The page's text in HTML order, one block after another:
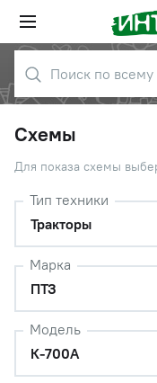
Схемы
Для показа схемы
Тип техники
Тракторы
Марка
ПТЗ
Модель
К-700А